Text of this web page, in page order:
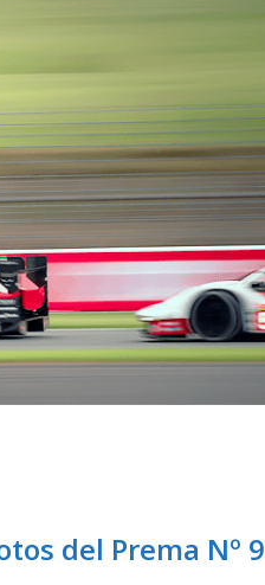
del Prema Nº 9